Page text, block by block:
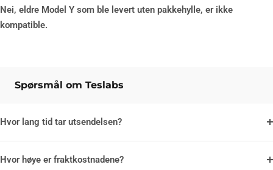
Nei, eldre Model Y som ble levert uten pakkehylle, er ikke
kompatible.
Spørsmål om Teslabs
Hvor lang tid tar utsendelsen?
Hvor høye er fraktkostnadene?